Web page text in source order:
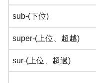
sub-(下位)
super-(上位、超越)
sur-(上位、超過)